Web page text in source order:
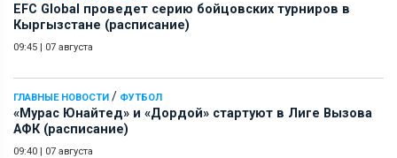
EFC Global проведет серию бойцовских турниров в
Кыргызстане (расписание)
09:45 | 07 августа
ГЛАВНЫЕ НОВОСТИ / ФУТБОЛ
«Мурас Юнайтед» и «Дордой» стартуют в Лиге Вызова
АФК (расписание)
09:40 | 07 августа